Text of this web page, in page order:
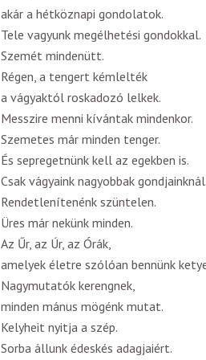
akár a hétköznapi gondolatok.
Tele vagyunk megélhetési gondokkal.
Szemét mindenütt.
Régen, a tengert kémlelték
a vágyaktól roskadozó lelkek.
Messzire menni kívántak mindenkor.
Szemetes már minden tenger.
És sepregetnünk kell az egekben is.
Csak vágyaink nagyobbak gondjainknál.
Rendetlenítenénk szüntelen.
Üres már nekünk minden.
Az Űr, az Úr, az Órák,
amelyek életre szólóan bennünk
Nagymutatók kerengnek,
minden mánus mögénk mutat.
Kelyheit nyitja a szép.
Sorba állunk édeskés adagjaiért.